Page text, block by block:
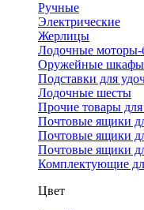
Ручные
Электрические
Жерлицы
Лодочные моторы-
Оружейные шкафы
Подставки для
Лодочные шесты
Прочие товары
Почтовые ящики
Почтовые ящики
Почтовые ящики
Комплектующие
Цвет